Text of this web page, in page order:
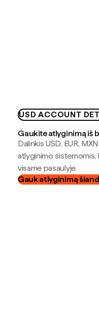
USD ACCOUNT
Gaukite atlyginimą iš
Dalinkis USD, EUR,
atlyginimo
visame pasaulyje.
Gauk atlyginimą